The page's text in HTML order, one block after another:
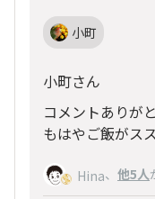
小町
小町さん
コメントありが
もはやご飯がス
Hina、 他5人